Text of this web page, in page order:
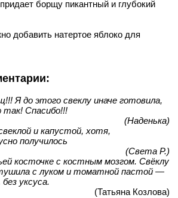
борщу пикантный и глубокий
добавить натертое яблоко для
Я до этого свеклу иначе готовила,
так! Спасибо!!!
(Наденька)
и капустой, хотя,
получилось
(Света Р.)
косточке с костным мозгом. Свёклу
с луком и томатной пастой —
уксуса.
(Татьяна Козлова)